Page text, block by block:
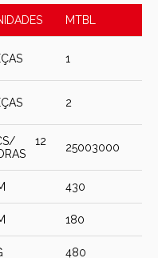
MTBL
1
2
12
25003000
430
180
480